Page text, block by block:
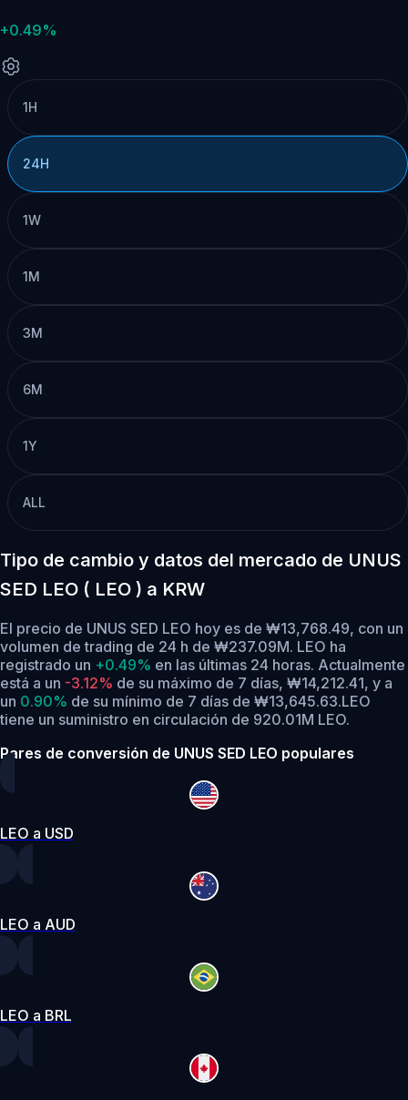
+0.49%
1H
24H
1W
1M
3M
6M
1Y
ALL
Tipo de cambio y datos del mercado de UNUS
SED LEO ( LEO ) a KRW
El precio de UNUS SED LEO hoy es de ₩13,768.49, con un
volumen de trading de 24 h de ₩237.09M. LEO ha
registrado un +0.49% en las últimas 24 horas. Actualmente
está a un -3.12% de su máximo de 7 días, ₩14,212.41, y a
un 0.90% de su mínimo de 7 días de ₩13,645.63.LEO
tiene un suministro en circulación de 920.01M LEO.
Pares de conversión de UNUS SED LEO populares
LEO a USD
LEO a AUD
LEO a BRL